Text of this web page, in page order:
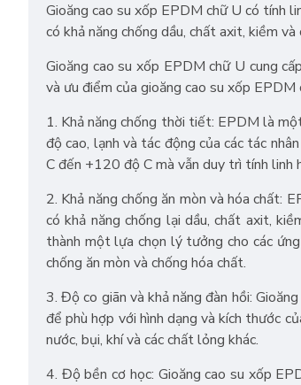
Gioăng cao su xốp EPDM chữ U có tính
có khả năng chống dầu, chất axit, kiềm
Gioăng cao su xốp EPDM chữ U cung
và ưu điểm của gioăng cao su xốp EPDM
1. Khả năng chống thời tiết: EPDM là
độ cao, lạnh và tác động của các tác
C đến +120 độ C mà vẫn duy trì tính linh
2. Khả năng chống ăn mòn và hóa chất:
có khả năng chống lại dầu, chất axit,
thành một lựa chọn lý tưởng cho các
chống ăn mòn và chống hóa chất.
3. Độ co giãn và khả năng đàn hồi:
để phù hợp với hình dạng và kích thước
nước, bụi, khí và các chất lỏng khác.
4. Độ bền cơ học: Gioăng cao su xốp